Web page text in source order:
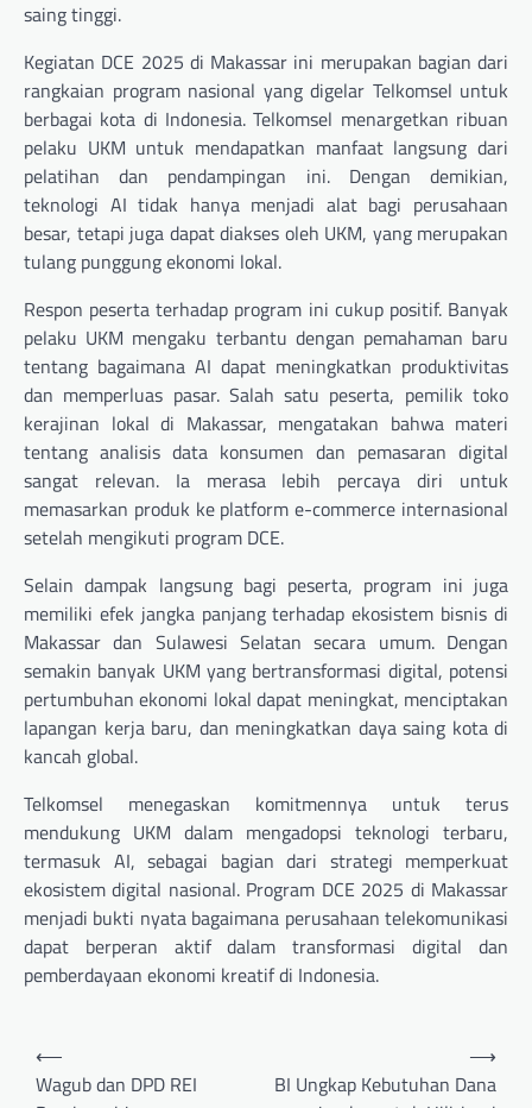
saing tinggi.
Kegiatan DCE 2025 di Makassar ini merupakan bagian dari
rangkaian program nasional yang digelar Telkomsel untuk
berbagai kota di Indonesia. Telkomsel menargetkan ribuan
pelaku UKM untuk mendapatkan manfaat langsung dari
pelatihan dan pendampingan ini. Dengan demikian,
teknologi AI tidak hanya menjadi alat bagi perusahaan
besar, tetapi juga dapat diakses oleh UKM, yang merupakan
tulang punggung ekonomi lokal.
Respon peserta terhadap program ini cukup positif. Banyak
pelaku UKM mengaku terbantu dengan pemahaman baru
tentang bagaimana AI dapat meningkatkan produktivitas
dan memperluas pasar. Salah satu peserta, pemilik toko
kerajinan lokal di Makassar, mengatakan bahwa materi
tentang analisis data konsumen dan pemasaran digital
sangat relevan. Ia merasa lebih percaya diri untuk
memasarkan produk ke platform e-commerce internasional
setelah mengikuti program DCE.
Selain dampak langsung bagi peserta, program ini juga
memiliki efek jangka panjang terhadap ekosistem bisnis di
Makassar dan Sulawesi Selatan secara umum. Dengan
semakin banyak UKM yang bertransformasi digital, potensi
pertumbuhan ekonomi lokal dapat meningkat, menciptakan
lapangan kerja baru, dan meningkatkan daya saing kota di
kancah global.
Telkomsel menegaskan komitmennya untuk terus
mendukung UKM dalam mengadopsi teknologi terbaru,
termasuk AI, sebagai bagian dari strategi memperkuat
ekosistem digital nasional. Program DCE 2025 di Makassar
menjadi bukti nyata bagaimana perusahaan telekomunikasi
dapat berperan aktif dalam transformasi digital dan
pemberdayaan ekonomi kreatif di Indonesia.
Navigasi
pos
⟵
Wagub dan DPD REI
BI Ungkap Kebutuhan Dana
⟶